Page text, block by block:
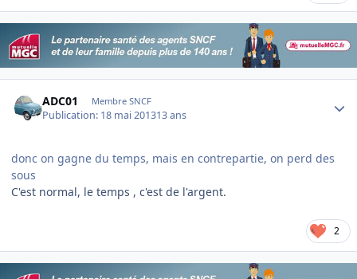
ADC01 Membre SNCF
Publication: 18 mai 201313 ans
donc on gagne du temps, mais en contrepartie, on perd des
sous
C'est normal, le temps , c'est de l'argent.
2